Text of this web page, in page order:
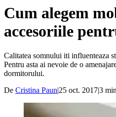
Cum alegem
accesoriile
Calitatea somnului iti influenteaza
Pentru asta ai nevoie de o
dormitorului.
De Cristina Paun|25 oct. 2017|3